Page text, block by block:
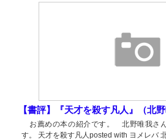
【書評】『天才を殺す凡人』（北野
お薦めの本の紹介です。 北野唯我さ
す。 天才を殺す凡人posted with ヨメレバ